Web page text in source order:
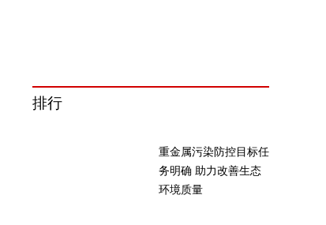
排行
重金属污染防控目标任
务明确 助力改善生态
环境质量